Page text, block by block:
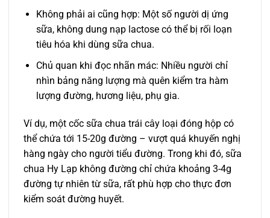
Không phải ai cũng hợp: Một số người dị ứng
sữa, không dung nạp lactose có thể bị rối loạn
tiêu hóa khi dùng sữa chua.
Chủ quan khi đọc nhãn mác: Nhiều người chỉ
nhìn bảng năng lượng mà quên kiểm tra hàm
lượng đường, hương liệu, phụ gia.
Ví dụ, một cốc sữa chua trái cây loại đóng hộp có
thể chứa tới 15-20g đường – vượt quá khuyến nghị
hàng ngày cho người tiểu đường. Trong khi đó, sữa
chua Hy Lạp không đường chỉ chứa khoảng 3-4g
đường tự nhiên từ sữa, rất phù hợp cho thực đơn
kiểm soát đường huyết.